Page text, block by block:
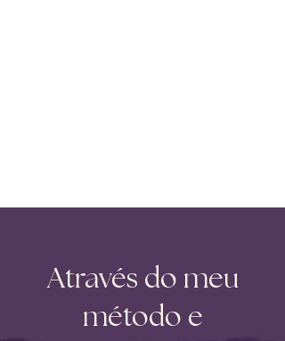
Através do meu
método e